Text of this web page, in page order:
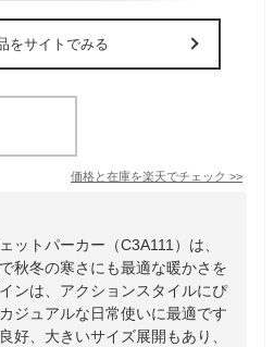
をサイトでみる
価格と在庫を楽天でチェック >>
ットパーカー（C3A111）は、
秋冬の寒さにも最適な暖かさを
ンは、アクションスタイルにぴ
ジュアルな日常使いに最適です
好、大きいサイズ展開もあり、